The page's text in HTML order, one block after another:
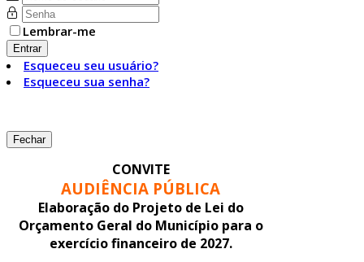
Lembrar-me
Entrar
Esqueceu seu usuário?
Esqueceu sua senha?
Fechar
CONVITE
AUDIÊNCIA PÚBLICA
Elaboração do Projeto de Lei do
Orçamento Geral do Município para o
exercício financeiro de 2027.